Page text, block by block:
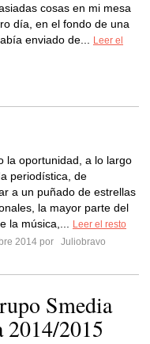
cosas en mi mesa
día, en el fondo de una
enviado de...
Leer el
la oportunidad, a lo largo
periodística, de
a un puñado de estrellas
la mayor parte del
la música,...
Leer el resto
2014 por
Juliobravo
Smedia
2014/2015